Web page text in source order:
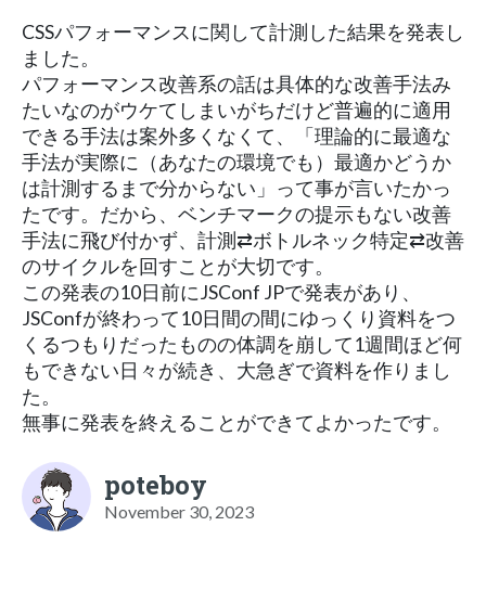
CSSパフォーマンスに関して計測した結果を発表し
ました。
パフォーマンス改善系の話は具体的な改善手法み
たいなのがウケてしまいがちだけど普遍的に適用
できる手法は案外多くなくて、「理論的に最適な
⼿法が実際に（あなたの環境でも）最適かどうか
は計測するまで分からない」って事が言いたかっ
たです。だから、ベンチマークの提示もない改善
手法に飛び付かず、計測⇄ボトルネック特定⇄改善
のサイクルを回すことが大切です。
この発表の10日前にJSConf JPで発表があり、
JSConfが終わって10日間の間にゆっくり資料をつ
くるつもりだったものの体調を崩して1週間ほど何
もできない日々が続き、大急ぎで資料を作りまし
た。
無事に発表を終えることができてよかったです。
poteboy
November 30, 2023